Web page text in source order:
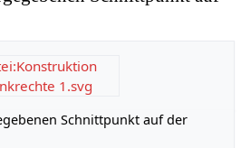
1.svg
Schnittpunkt auf der